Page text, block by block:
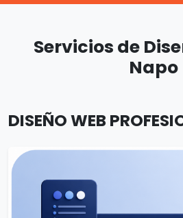
Servicios de
Napo
DISEÑO WEB